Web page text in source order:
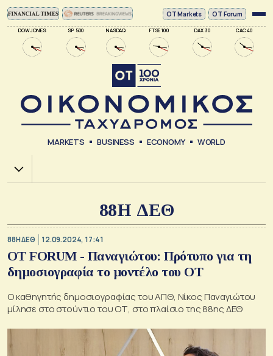
DOW JONES SP 500 NASDAQ FTSE 100 DAX 30 CAC 40
ΟΤ Markets OT Forum
MARKETS BUSINESS ECONOMY WORLD
Χ.Α.
88Η ΔΕΘ
88Η ΔΕΘ 12.09.2024, 17:41
ΟΤ FORUM - Παναγιώτου: Πρότυπο για τη
δημοσιογραφία το μοντέλο του ΟΤ
Ο καθηγητής δημοσιογραφίας του ΑΠΘ, Νίκος Παναγιώτου
μίλησε στο στούντιο του ΟΤ, στο πλαίσιο της 88ης ΔΕΘ